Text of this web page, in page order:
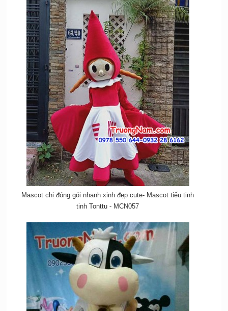
Mascot chị đóng gói nhanh xinh đẹp cute- Mascot tiếu tinh
tinh Tonttu - MCN057